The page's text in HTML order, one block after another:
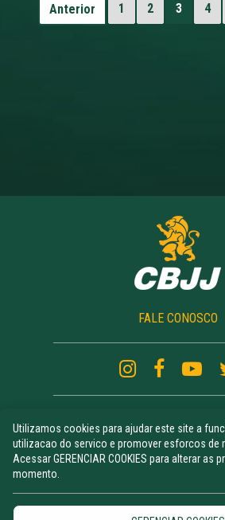
Anterior 1 2 3 4
FALE CONOSCO
CAMPEONATOS
ATLETAS RANKING
UNIFORME
Utilizamos cookies para ajudar este site a
utilizacao do servico e promover esforcos de
Acessar GERENCIAR COOKIES para alterar as
momento.